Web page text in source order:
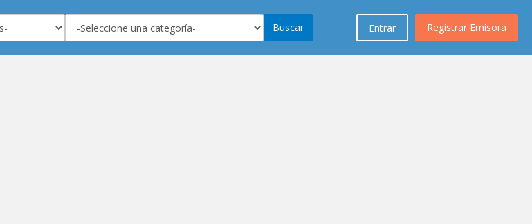
Registrar Emisora
Entrar
Buscar